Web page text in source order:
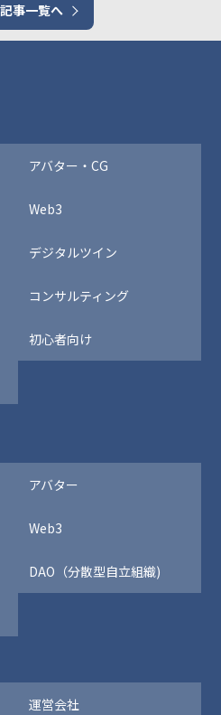
事一覧へ
アバター・CG
Web3
デジタルツイン
コンサルティング
初心者向け
アバター
Web3
DAO（分散型自立組織)
運営会社